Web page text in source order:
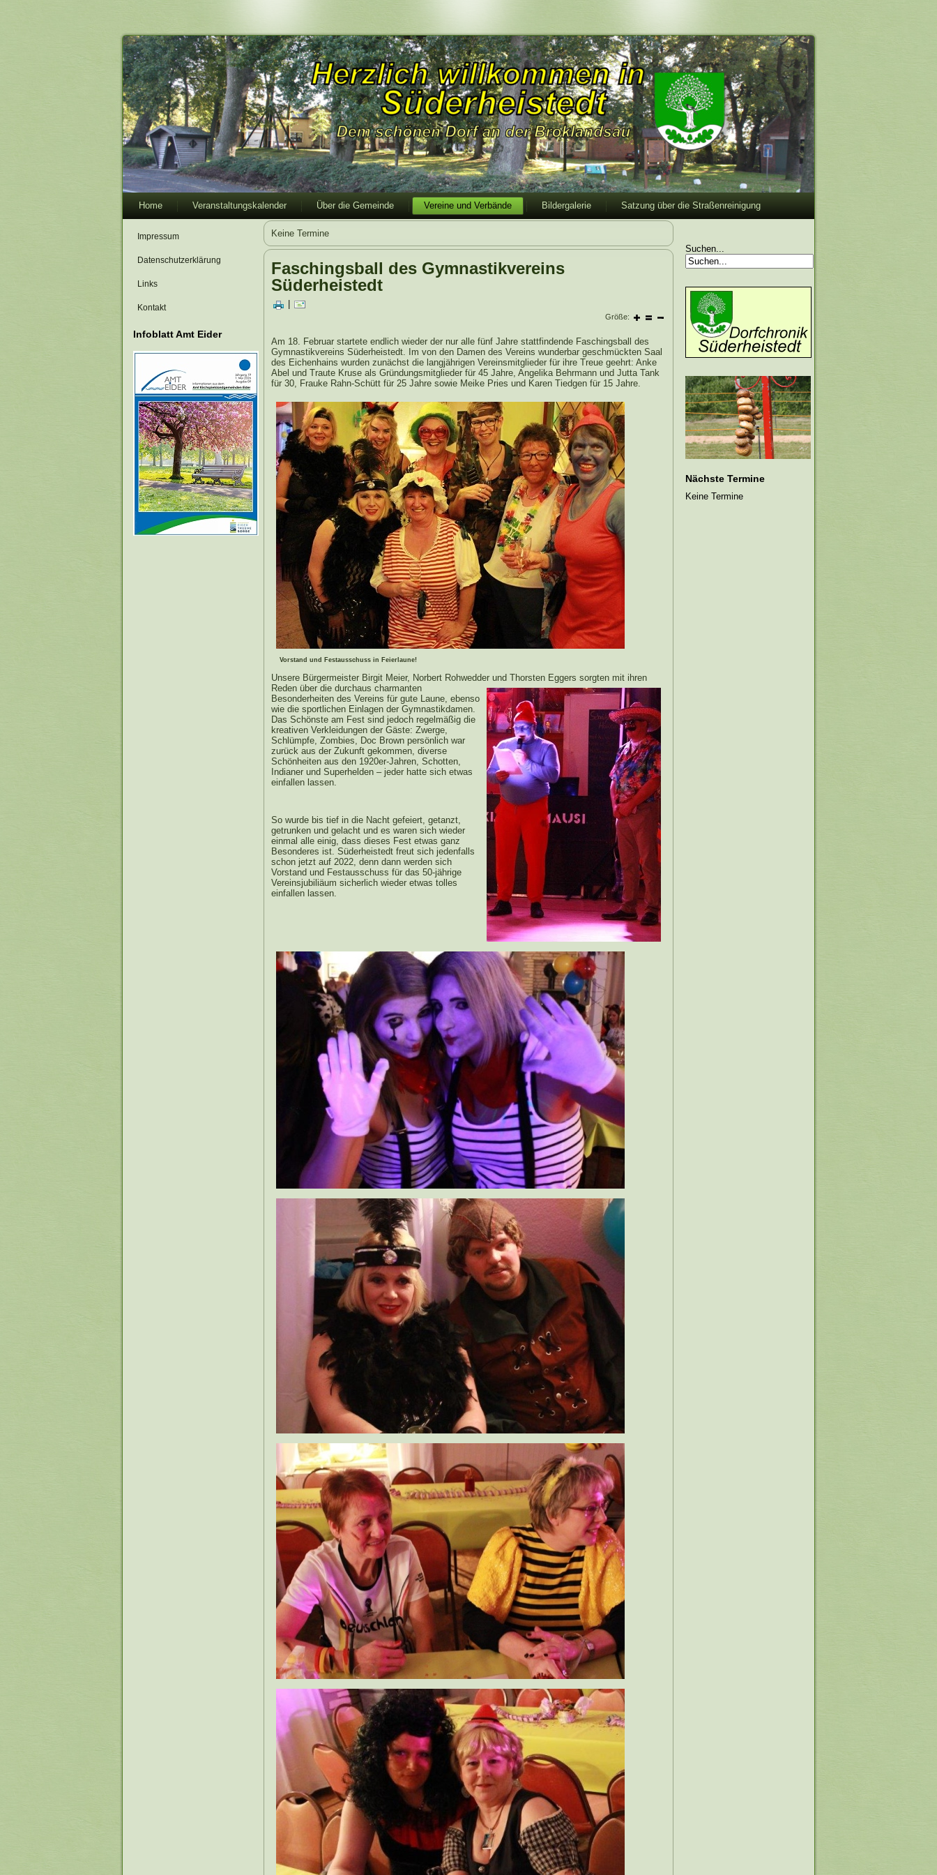
Home Veranstaltungskalender Über die Gemeinde Vereine und Verbände Bildergalerie Satzung über die Straßenreinigung
Impressum
Datenschutzerklärung
Links
Kontakt
Infoblatt Amt Eider
Keine Termine
Faschingsball des Gymnastikvereins
Süderheistedt
Größe:
Am 18. Februar startete endlich wieder der nur alle fünf Jahre stattfindende Faschingsball des
Gymnastikvereins Süderheistedt. Im von den Damen des Vereins wunderbar geschmückten Saal
des Eichenhains wurden zunächst die langjährigen Vereinsmitglieder für ihre Treue geehrt: Anke
Abel und Traute Kruse als Gründungsmitglieder für 45 Jahre, Angelika Behrmann und Jutta Tank
für 30, Frauke Rahn-Schütt für 25 Jahre sowie Meike Pries und Karen Tiedgen für 15 Jahre.
Vorstand und Festausschuss in Feierlaune!
Unsere Bürgermeister Birgit Meier, Norbert Rohwedder und Thorsten Eggers sorgten mit ihren
Reden über die durchaus charmanten
Besonderheiten des Vereins für gute Laune, ebenso
wie die sportlichen Einlagen der Gymnastikdamen.
Das Schönste am Fest sind jedoch regelmäßig die
kreativen Verkleidungen der Gäste: Zwerge,
Schlümpfe, Zombies, Doc Brown persönlich war
zurück aus der Zukunft gekommen, diverse
Schönheiten aus den 1920er-Jahren, Schotten,
Indianer und Superhelden – jeder hatte sich etwas
einfallen lassen.
So wurde bis tief in die Nacht gefeiert, getanzt,
getrunken und gelacht und es waren sich wieder
einmal alle einig, dass dieses Fest etwas ganz
Besonderes ist. Süderheistedt freut sich jedenfalls
schon jetzt auf 2022, denn dann werden sich
Vorstand und Festausschuss für das 50-jährige
Vereinsjubiliäum sicherlich wieder etwas tolles
einfallen lassen.
Suchen...
Nächste Termine
Keine Termine